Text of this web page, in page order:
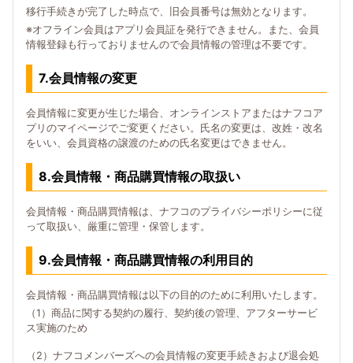
移行手続きが完了した時点で、旧会員番号は無効となります。
※オフライン会員はアプリ会員証を発行できません。また、会員
情報登録も行っておりませんので会員情報の管理は不要です。
7.会員情報の変更
会員情報に変更が生じた場合、オンラインストアまたはナフコア
プリのマイページでご変更ください。氏名の変更は、改姓・改名
をいい、会員資格の譲渡のための氏名変更はできません。
8.会員情報・商品購買情報の取扱い
会員情報・商品購買情報は、ナフコのプライバシーポリシーに従
って取扱い、厳重に管理・保管します。
9.会員情報・商品購買情報の利用目的
会員情報・商品購買情報は以下の目的のために利用いたします。
（1）商品に関する契約の履行、契約後の管理、アフターサービ
ス実施のため
（2）ナフコメンバーズへの会員情報の変更手続きおよび退会処